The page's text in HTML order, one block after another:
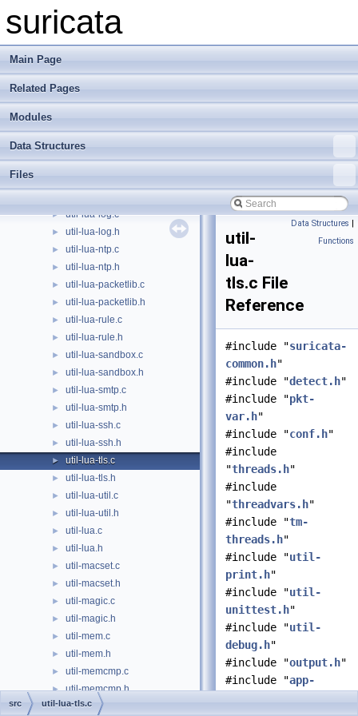
suricata
Main Page
Related Pages
Modules
Data Structures
Files
► util-lua-flowintlib.h
►
► util-lua-flowvarlib.c
► util-lua-flowvarlib.h
► util-lua-http.c
► util-lua-http.h
► util-lua-log.c
► util-lua-log.h
► util-lua-ntp.c
► util-lua-ntp.h
► util-lua-packetlib.c
► util-lua-packetlib.h
► util-lua-rule.c
► util-lua-rule.h
► util-lua-sandbox.c
► util-lua-sandbox.h
► util-lua-smtp.c
► util-lua-smtp.h
► util-lua-ssh.c
► util-lua-ssh.h
► util-lua-tls.c
► util-lua-tls.h
► util-lua-util.c
► util-lua-util.h
► util-lua.c
► util-lua.h
► util-macset.c
► util-macset.h
► util-magic.c
► util-magic.h
► util-mem.c
► util-mem.h
► util-memcmp.c
► util-memcmp.h
util-memcpy.h
Data Structures |
Functions
util-
lua-
tls.c File
Reference
#include "suricata-
common.h"
#include "detect.h"
#include "pkt-
var.h"
#include "conf.h"
#include
"threads.h"
#include
"threadvars.h"
#include "tm-
threads.h"
#include "util-
print.h"
#include "util-
unittest.h"
#include "util-
debug.h"
#include "output.h"
#include "app-
src util-lua-tls.c